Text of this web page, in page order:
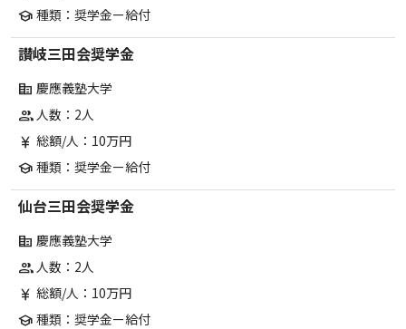
school 種類：奨学金ー給付
讃岐三田会奨学金
corporate_fare 慶應義塾大学
group 人数：2人
currency_yen 総額/人：10万円
school 種類：奨学金ー給付
仙台三田会奨学金
corporate_fare 慶應義塾大学
group 人数：2人
currency_yen 総額/人：10万円
school 種類：奨学金ー給付